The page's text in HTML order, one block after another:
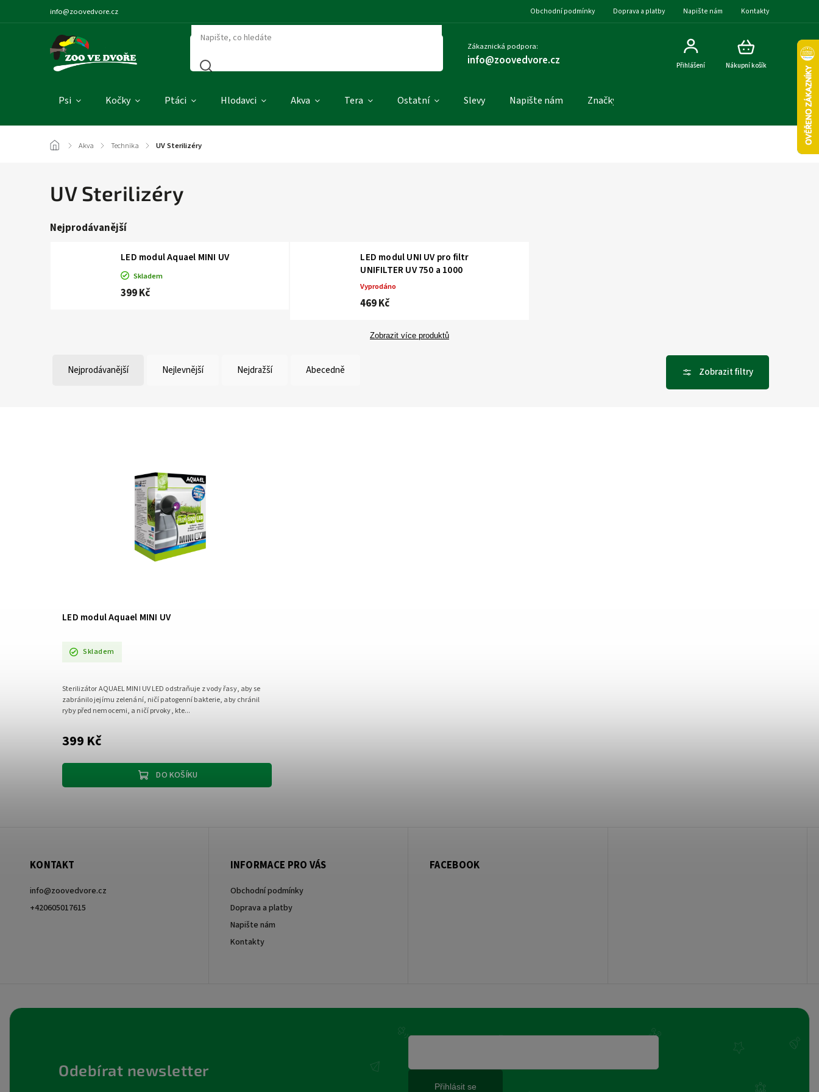
info@zoovedvore.cz Obchodní podmínky Doprava a platby Napište nám Kontakty
Zákaznická podpora:
info@zoovedvore.cz Nákupní košík
Přihlášení
Psi Kočky Ptáci Hlodavci Akva Tera Ostatní Slevy Napište nám Značky
/ Akva / Technika / UV Sterilizéry
UV Sterilizéry
Nejprodávanější
LED modul Aquael MINI UV
Skladem
399 Kč
LED modul UNI UV pro filtr
UNIFILTER UV 750 a 1000
Vyprodáno
469 Kč
Zobrazit více produktů
Nejprodávanější Nejlevnější Nejdražší Abecedně
LED modul Aquael MINI UV
Skladem
399 Kč
DO KOŠÍKU
Sterilizátor AQUAEL MINI UV LED odstraňuje z vody řasy, aby se
zabránilo jejímu zelenání, ničí patogenní bakterie, aby chránil
ryby před nemocemi, a ničí prvoky, kte...
KONTAKT
info@zoovedvore.cz
+420605017615
INFORMACE PRO VÁS
Obchodní podmínky
Doprava a platby
Napište nám
Kontakty
Odebírat newsletter
Přihlásit se
FACEBOOK